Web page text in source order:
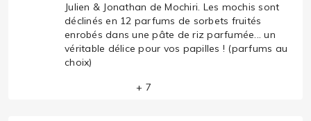
Julien & Jonathan de Mochiri. Les mochis sont
déclinés en 12 parfums de sorbets fruités
enrobés dans une pâte de riz parfumée... un
véritable délice pour vos papilles ! (parfums au
choix)
+ 7